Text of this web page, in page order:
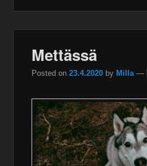
Mettässä
Posted on23.4.2020 by Milla —